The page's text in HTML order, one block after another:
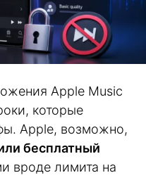
Apple Music
которые
Apple, возможно,
бесплатный
вроде лимита на